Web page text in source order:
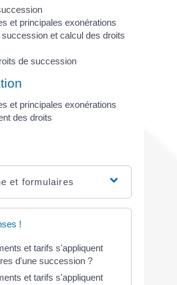
et principales exonérations
succession et calcul des droits
de succession
et principales exonérations
des droits
et formulaires
!
et tarifs s'appliquent
d'une succession ?
et tarifs s'appliquent